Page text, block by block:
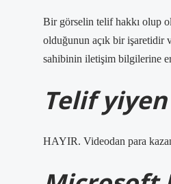
Bir görselin telif hakkı olup
olduğunun açık bir işaretidir
sahibinin iletişim bilgilerine
Telif yiyen
HAYIR. Videodan para